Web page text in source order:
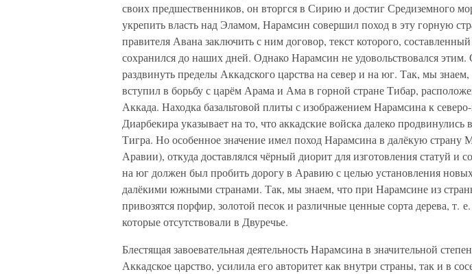
своих предшественников, он вторгся в Сирию и достиг Средиземного
укрепить власть над Эламом, Нарамсин совершил поход в эту горную
правителя Авана заключить с ним договор, текст которого,
сохранился до наших дней. Однако Нарамсин не удовольствовался
раздвинуть пределы Аккадского царства на север и на юг. Так, мы
вступил в борьбу с царём Арама и Ама в горной стране Тибар,
Аккада. Находка базальтовой плиты с изображением Нарамсина к
Диарбекира указывает на то, что аккадские войска далеко продвинулись
Тигра. Но особенное значение имел поход Нарамсина в далёкую страну
Аравии), откуда доставлялся чёрный диорит для изготовления статуй и
на юг должен был пробить дорогу в Аравию с целью установления
далёкими южными странами. Так, мы знаем, что при Нарамсине из
привозятся порфир, золотой песок и различные ценные сорта дерева, т.
которые отсутствовали в Двуречье.
Блестящая завоевательная деятельность Нарамсина в значительной
Аккадское царство, усилила его авторитет как внутри страны, так и в